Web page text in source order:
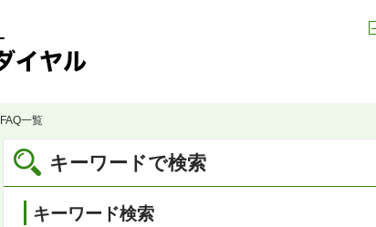
FAQ一覧
キーワードで検索
キーワード検索